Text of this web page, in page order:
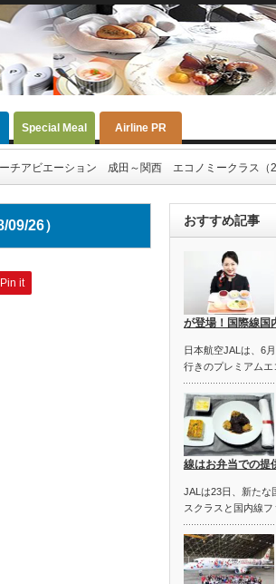
Special Meal Airline PR
チアビエーション 成田～関西 エコノミークラス（
26）
Pin it
おすすめ記事
が登場！国際線国
日本航空JALは、6
行きのプレミアム
線はお弁当での提
JALは23日、新たな
スクラスと国内線